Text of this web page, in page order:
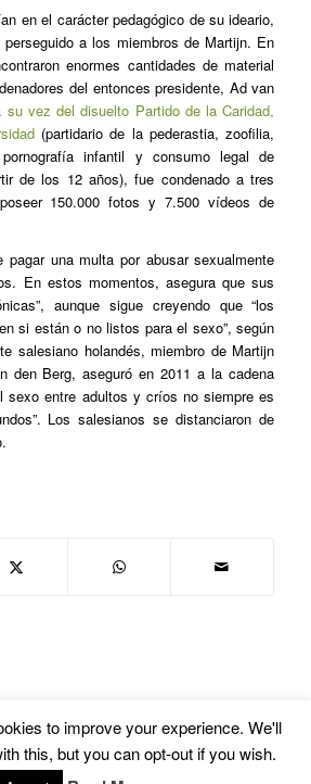
en el carácter pedagógico de su ideario,
a los miembros de Martijn. En
enormes cantidades de material
del entonces presidente, Ad van
su vez del disuelto Partido de la Caridad,
(partidario de la pederastia, zoofilia,
infantil y consumo legal de
de los 12 años), fue condenado a tres
150.000 fotos y 7.500 vídeos de
una multa por abusar sexualmente
En estos momentos, asegura que sus
aunque sigue creyendo que “los
si están o no listos para el sexo”, según
salesiano holandés, miembro de Martijn
den Berg, aseguró en 2011 a la cadena
sexo entre adultos y críos no siempre es
Los salesianos se distanciaron de
Gay-Les Askapen Mugimendua- powered by
to improve your experience. We'll
this, but you can opt-out if you wish.